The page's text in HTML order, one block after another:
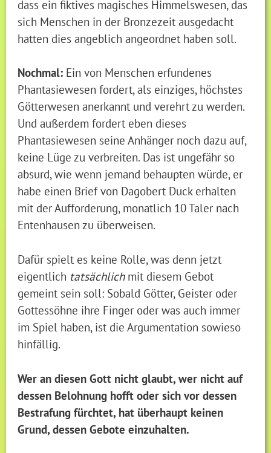
dass ein fiktives magisches Himmelswesen, das
sich Menschen in der Bronzezeit ausgedacht
hatten dies angeblich angeordnet haben soll.
Nochmal: Ein von Menschen erfundenes
Phantasiewesen fordert, als einziges, höchstes
Götterwesen anerkannt und verehrt zu werden.
Und außerdem fordert eben dieses
Phantasiewesen seine Anhänger noch dazu auf,
keine Lüge zu verbreiten. Das ist ungefähr so
absurd, wie wenn jemand behaupten würde, er
habe einen Brief von Dagobert Duck erhalten
mit der Aufforderung, monatlich 10 Taler nach
Entenhausen zu überweisen.
Dafür spielt es keine Rolle, was denn jetzt
eigentlich tatsächlichmit diesem Gebot
gemeint sein soll: Sobald Götter, Geister oder
Gottessöhne ihre Finger oder was auch immer
im Spiel haben, ist die Argumentation sowieso
hinfällig.
Wer an diesen Gott nicht glaubt, wer nicht auf
dessen Belohnung hofft oder sich vor dessen
Bestrafung fürchtet, hat überhaupt keinen
Grund, dessen Gebote einzuhalten.